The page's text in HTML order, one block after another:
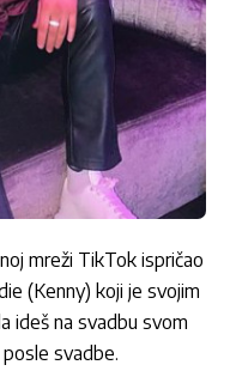
mreži TikTok ispričao
(Kenny) koji je svojim
ideš na svadbu svom
svadbe.